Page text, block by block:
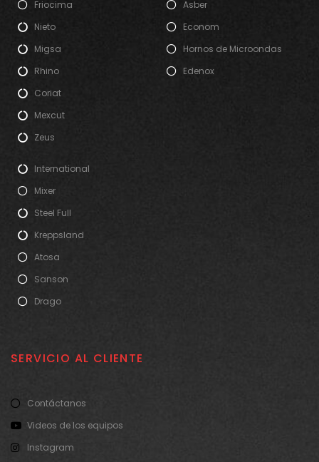
Friocima
Nieto
Migsa
Rhino
Coriat
Mexcut
Zeus
Asber
Econom
Hornos de Microondas
Edenox
International
Mixer
Steel Full
Kreppsland
Atosa
Sanson
Drago
SERVICIO AL CLIENTE
Contáctanos
Videos de los equipos
Instagram